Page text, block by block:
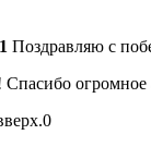
Поздравляю с
огромное
0